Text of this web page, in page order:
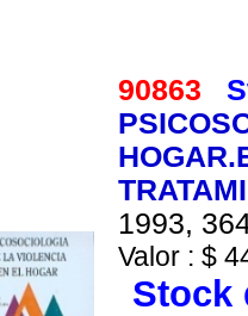
90863
1993,
Valor : $
Stock